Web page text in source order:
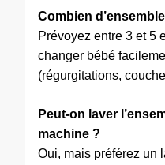
Combien
Prévoyez entre 3 et 5
changer bébé
(régurgitations,
Peut-on laver
machine ?
Oui, mais préférez un